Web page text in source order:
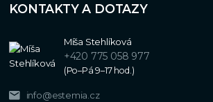
KONTAKTY A DOTAZY
Míša Stehlíková
+420 775 058 977
(Po–Pá 9–17 hod.)
info@estemia.cz